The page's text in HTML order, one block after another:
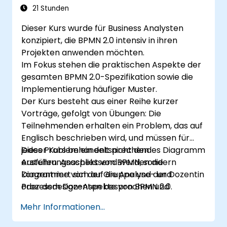
BPMN in Projektmanagement- und
integrieren.
21 Stunden
Dieser Kurs wurde für Business Analysten
konzipiert, die BPMN 2.0 intensiv in ihren
Projekten anwenden möchten.
Im Fokus stehen die praktischen Aspekte der
gesamten BPMN 2.0-Spezifikation sowie die
Implementierung häufiger Muster.
Der Kurs besteht aus einer Reihe kurzer
Vorträge, gefolgt von Übungen: Die
Teilnehmenden erhalten ein Problem, das auf
Englisch beschrieben wird, und müssen für
jedes Problem ein entsprechendes Diagramm
erstellen. Anschliessend werden die
Diagramme von der Gruppe und der Dozentin
oder dem Dozenten besprochen und
Dieser Kurs behandelt nicht den
Ausführungsaspekt von BPMN, sondern
konzentriert sich auf die Analyse- und
Prozessdesign-Aspekte von BPMN 2.0.
Mehr Informationen...